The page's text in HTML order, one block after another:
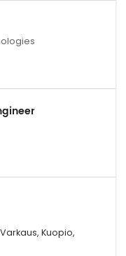
Kuopio,